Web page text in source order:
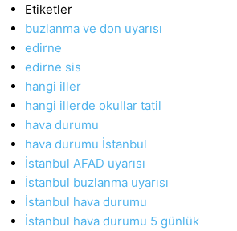
Etiketler
buzlanma ve don uyarısı
edirne
edirne sis
hangi iller
hangi illerde okullar tatil
hava durumu
hava durumu İstanbul
İstanbul AFAD uyarısı
İstanbul buzlanma uyarısı
İstanbul hava durumu
İstanbul hava durumu 5 günlük